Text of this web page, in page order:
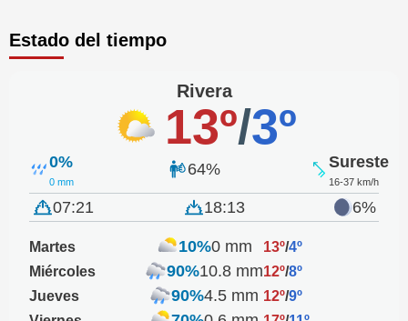
Estado del tiempo
Rivera
13º/3º
0%
0 mm
64% Sureste
16-37 km/h
07:21 18:13 6%
Martes 10%0 mm 13º/4º
Miércoles
90%10.8 mm12º/8º
Jueves
90%4.5 mm 12º/9º